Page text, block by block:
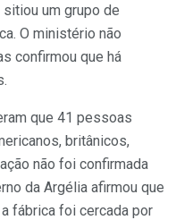
um grupo de
O ministério não
confirmou que há
que 41 pessoas
britânicos,
não foi confirmada
da Argélia afirmou que
fábrica foi cercada por